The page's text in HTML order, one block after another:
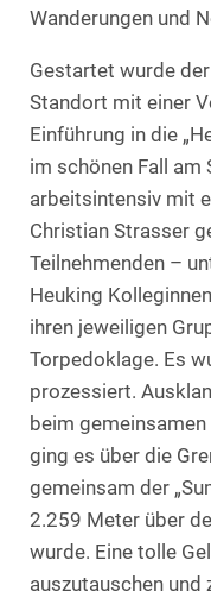
Wanderungen und
Gestartet wurde
Standort mit einer
Einführung in die
im schönen Fall am
arbeitsintensiv mit
Christian Strasser
Teilnehmenden –
Heuking
ihren jeweiligen
Torpedoklage. Es
prozessiert.
beim
ging es über die
gemeinsam der
2.259 Meter über
wurde. Eine tolle
auszutauschen und